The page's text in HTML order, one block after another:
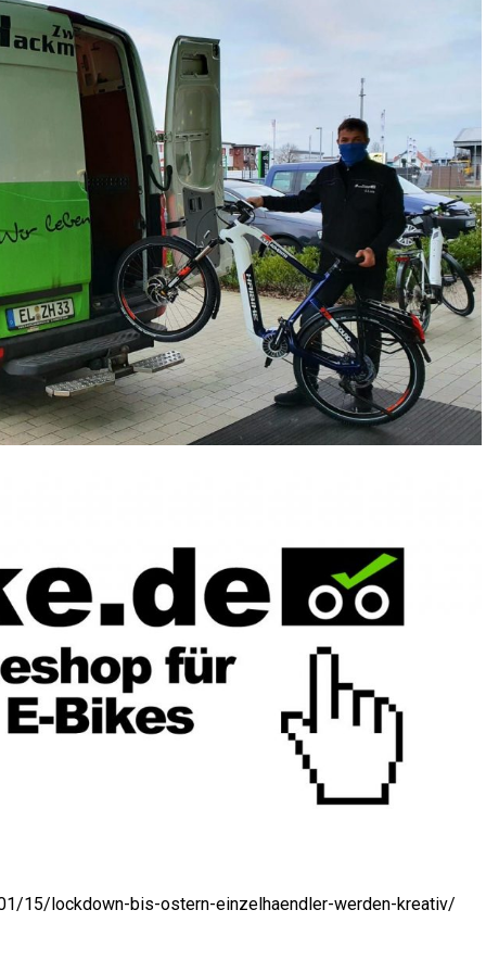
15/lockdown-bis-ostern-einzelhaendler-werden-kreativ/